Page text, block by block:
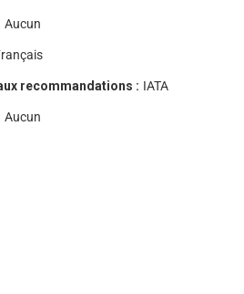
Aucun
recommandations : IATA
Aucun